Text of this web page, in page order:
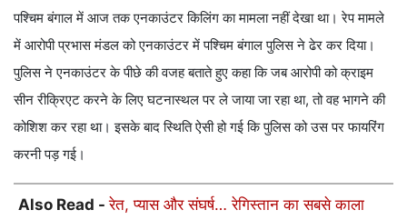
पश्चिम बंगाल में आज तक एनकाउंटर किलिंग का मामला नहीं देखा था। रेप मामले
में आरोपी प्रभास मंडल को एनकाउंटर में पश्चिम बंगाल पुलिस ने ढेर कर दिया।
पुलिस ने एनकाउंटर के पीछे की वजह बताते हुए कहा कि जब आरोपी को क्राइम
सीन रीक्रिएट करने के लिए घटनास्थल पर ले जाया जा रहा था, तो वह भागने की
कोशिश कर रहा था। इसके बाद स्थिति ऐसी हो गई कि पुलिस को उस पर फायरिंग
करनी पड़ गई।
Also Read -रेत, प्यास और संघर्ष… रेगिस्तान का सबसे काला